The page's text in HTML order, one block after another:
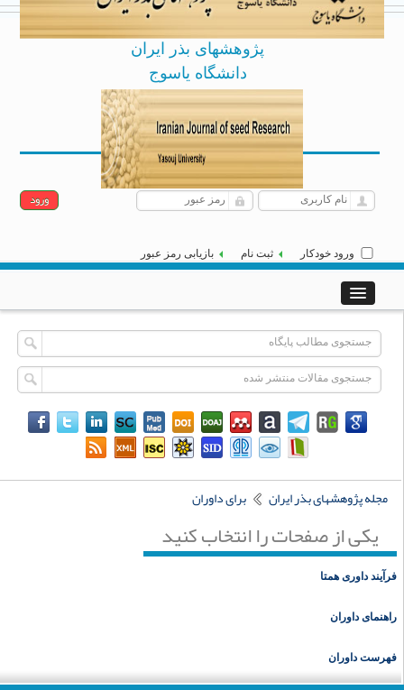
پژوهشهای بذر ایران
دانشگاه یاسوج
|
English
[Archive
ورود خودکار ثبت نام بازیابی رمز عبور
مجله پژوهشهای بذر ایران برای داوران
یکی از صفحات را انتخاب کنید
داوری همتا
داوران
داوران